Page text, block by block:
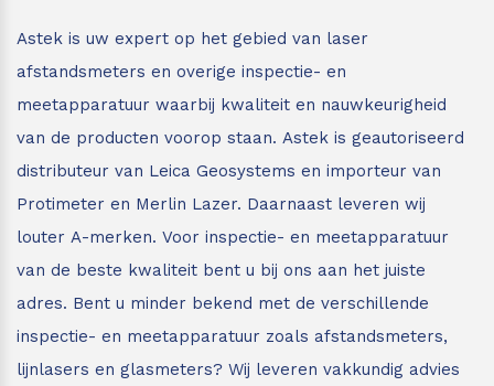
Astek is uw expert op het gebied van laser
afstandsmeters en overige inspectie- en
meetapparatuur waarbij kwaliteit en nauwkeurigheid
van de producten voorop staan. Astek is geautoriseerd
distributeur van Leica Geosystems en importeur van
Protimeter en Merlin Lazer. Daarnaast leveren wij
louter A-merken. Voor inspectie- en meetapparatuur
van de beste kwaliteit bent u bij ons aan het juiste
adres. Bent u minder bekend met de verschillende
inspectie- en meetapparatuur zoals afstandsmeters,
lijnlasers en glasmeters? Wij leveren vakkundig advies